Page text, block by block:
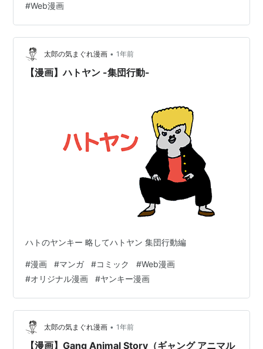
#Web漫画
太郎の気まぐれ漫画 • 1年前
【漫画】ハトヤン -集団行動-
ハトのヤンキー 略してハトヤン 集団行動編
#漫画 #マンガ #コミック #Web漫画
#オリジナル漫画 #ヤンキー漫画
太郎の気まぐれ漫画 • 1年前
【漫画】Gang Animal Story（ギャング アニマル